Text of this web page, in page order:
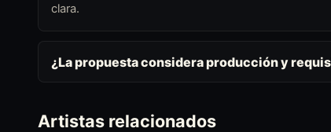
clara.
¿La propuesta considera producción y
Artistas relacionados